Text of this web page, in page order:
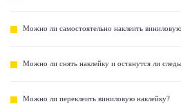
Можно ли самостоятельно наклеить
Можно ли снять наклейку и останутся ли
Можно ли переклеить виниловую наклейку?